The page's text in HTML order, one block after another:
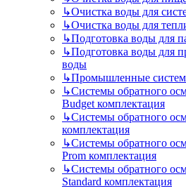
↳Очистка воды для
↳Очистка воды для
↳Подготовка воды для
↳Подготовка воды для
воды
↳Промышленные
↳Системы обратного
Budget комплектация
↳Системы обратного
комплектация
↳Системы обратного
Prom комплектация
↳Системы обратного
Standard комплектация